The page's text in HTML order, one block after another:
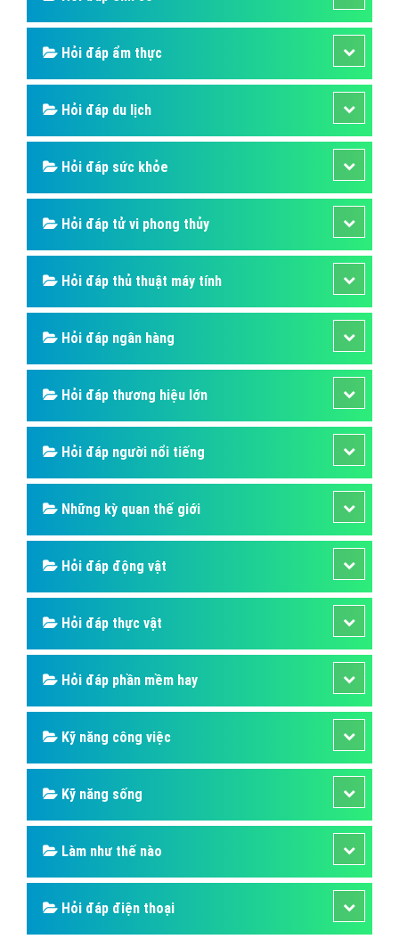
Hỏi đáp ẩm thực
Hỏi đáp du lịch
Hỏi đáp sức khỏe
Hỏi đáp tử vi phong thủy
Hỏi đáp thủ thuật máy tính
Hỏi đáp ngân hàng
Hỏi đáp thương hiệu lớn
Hỏi đáp người nổi tiếng
Những kỳ quan thế giới
Hỏi đáp động vật
Hỏi đáp thực vật
Hỏi đáp phần mềm hay
Kỹ năng công việc
Kỹ năng sống
Làm như thế nào
Hỏi đáp điện thoại